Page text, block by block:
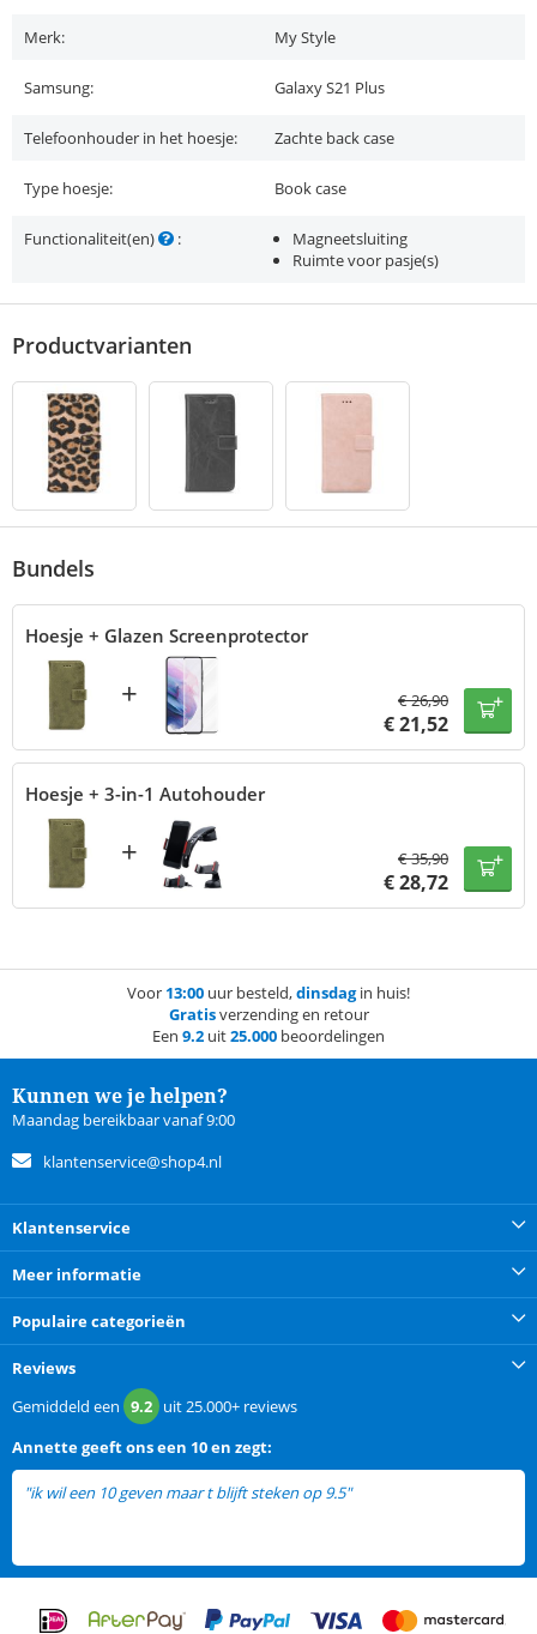
Merk: My Style
Samsung: Galaxy S21 Plus
Telefoonhouder in het hoesje: Zachte back case
Type hoesje: Book case
Functionaliteit(en) :
Magneetsluiting
Ruimte voor pasje(s)
Productvarianten
Bundels
Hoesje + Glazen Screenprotector
+ €26,90
€21,52
Hoesje + 3-in-1 Autohouder
+ €35,90
€28,72
Voor 13:00 uur besteld,dinsdagin huis!
Gratisverzending en retour
Een 9.2 uit25.000 beoordelingen
Kunnen we je helpen?
Maandag bereikbaar vanaf 9:00
klantenservice@shop4.nl
Klantenservice
Meer informatie
Populaire categorieën
Reviews
Gemiddeld een 9.2 uit25.000+ reviews
Annettegeeft ons een 10 en zegt:
"ik wil een 10 geven maar t blijft steken op 9.5"